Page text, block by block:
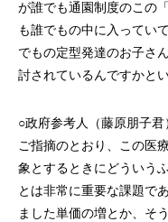
が誰でも通園制度のこの
も誰でもの中に入ってい
でもの定型発達のお子さ
討されているんですかと
○政府参考人（藤原朋子君
ご指摘のとおり、この医
象とするときにどういう
とは非常に重要な課題で
ました単価の増とか、そ